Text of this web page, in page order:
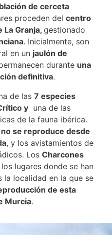
de cerceta
proceden del centro
La Granja, gestionado
. Inicialmente, son
en un jaulón de
durante una
definitiva.
de las 7 especies
y una de las
de la fauna ibérica.
se reproduce desde
, y los avistamientos de
Los Charcones
lugares donde se han
la localidad en la que se
de esta
Murcia.